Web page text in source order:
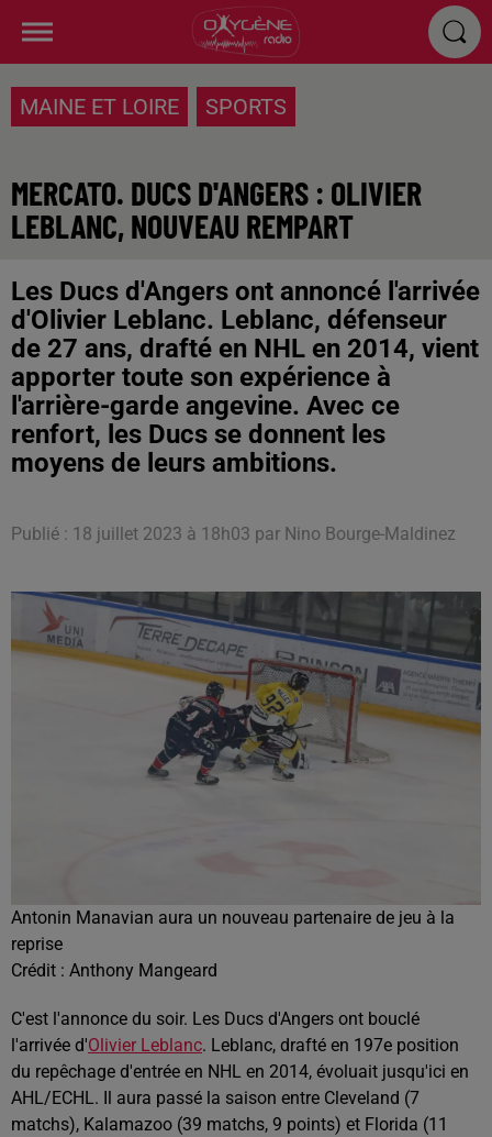
MAINE ET LOIRE SPORTS
MERCATO. DUCS D'ANGERS : OLIVIER
LEBLANC, NOUVEAU REMPART
Les Ducs d'Angers ont annoncé l'arrivée
d'Olivier Leblanc. Leblanc, défenseur
de 27 ans, drafté en NHL en 2014, vient
apporter toute son expérience à
l'arrière-garde angevine. Avec ce
renfort, les Ducs se donnent les
moyens de leurs ambitions.
Publié : 18 juillet 2023 à 18h03 par Nino Bourge-Maldinez
Antonin Manavian aura un nouveau partenaire de jeu à la
reprise
Crédit : Anthony Mangeard
C'est l'annonce du soir. Les Ducs d'Angers ont bouclé
l'arrivée d'Olivier Leblanc. Leblanc, drafté en 197e position
du repêchage d'entrée en NHL en 2014, évoluait jusqu'ici en
AHL/ECHL. Il aura passé la saison entre Cleveland (7
matchs), Kalamazoo (39 matchs, 9 points) et Florida (11